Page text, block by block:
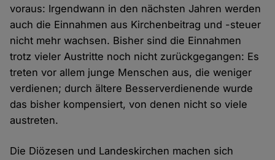
voraus: Irgendwann in den nächsten Jahren werden
auch die Einnahmen aus Kirchenbeitrag und -steuer
nicht mehr wachsen. Bisher sind die Einnahmen
trotz vieler Austritte noch nicht zurückgegangen: Es
treten vor allem junge Menschen aus, die weniger
verdienen; durch ältere Besserverdienende wurde
das bisher kompensiert, von denen nicht so viele
austreten.
Die Diözesen und Landeskirchen machen sich